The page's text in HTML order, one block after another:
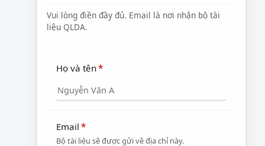
Vui lòng điền đầy đủ. Email là nơi nhận bộ tài
liệu QLDA.
Họ và tên*
Email *
Bộ tài liệu sẽ được gửi về địa chỉ này.